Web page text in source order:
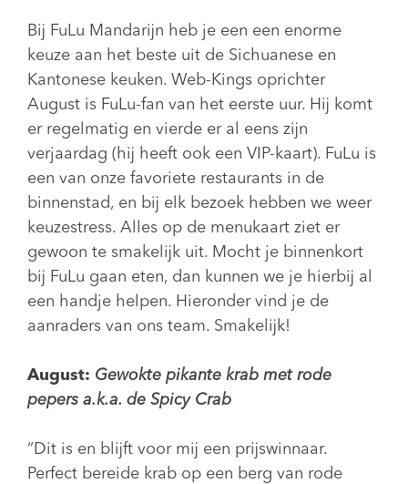
Bij FuLu Mandarijn heb je een een enorme
keuze aan het beste uit de Sichuanese en
Kantonese keuken. Web-Kings oprichter
August is FuLu-fan van het eerste uur. Hij komt
er regelmatig en vierde er al eens zijn
verjaardag (hij heeft ook een VIP-kaart). FuLu is
een van onze favoriete restaurants in de
binnenstad, en bij elk bezoek hebben we weer
keuzestress. Alles op de menukaart ziet er
gewoon te smakelijk uit. Mocht je binnenkort
bij FuLu gaan eten, dan kunnen we je hierbij al
een handje helpen. Hieronder vind je de
aanraders van ons team. Smakelijk!
August: Gewokte pikante krab met rode
pepers a.k.a. de Spicy Crab
“Dit is en blijft voor mij een prijswinnaar.
Perfect bereide krab op een berg van rode